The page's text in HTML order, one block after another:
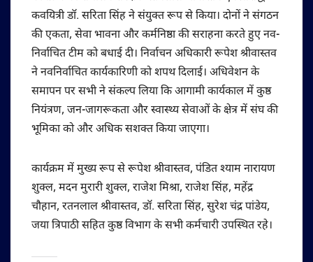
कवयित्री डॉ. सरिता सिंह ने संयुक्त रूप से किया। दोनों ने संगठन
की एकता, सेवा भावना और कर्मनिष्ठा की सराहना करते हुए नव-
निर्वाचित टीम को बधाई दी। निर्वाचन अधिकारी रूपेश श्रीवास्तव
ने नवनिर्वाचित कार्यकारिणी को शपथ दिलाई। अधिवेशन के
समापन पर सभी ने संकल्प लिया कि आगामी कार्यकाल में कुष्ठ
नियंत्रण, जन-जागरूकता और स्वास्थ्य सेवाओं के क्षेत्र में संघ की
भूमिका को और अधिक सशक्त किया जाएगा।
कार्यक्रम में मुख्य रूप से रूपेश श्रीवास्तव, पंडित श्याम नारायण
शुक्ल, मदन मुरारी शुक्ल, राजेश मिश्रा, राजेश सिंह, महेंद्र
चौहान, रतनलाल श्रीवास्तव, डॉ. सरिता सिंह, सुरेश चंद्र पांडेय,
जया त्रिपाठी सहित कुष्ठ विभाग के सभी कर्मचारी उपस्थित रहे।